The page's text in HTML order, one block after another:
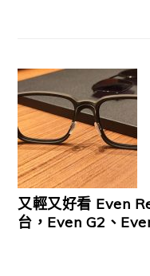
又輕又好看 Even
台，Even G2、